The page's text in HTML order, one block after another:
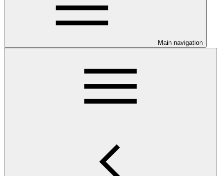
Main navigation